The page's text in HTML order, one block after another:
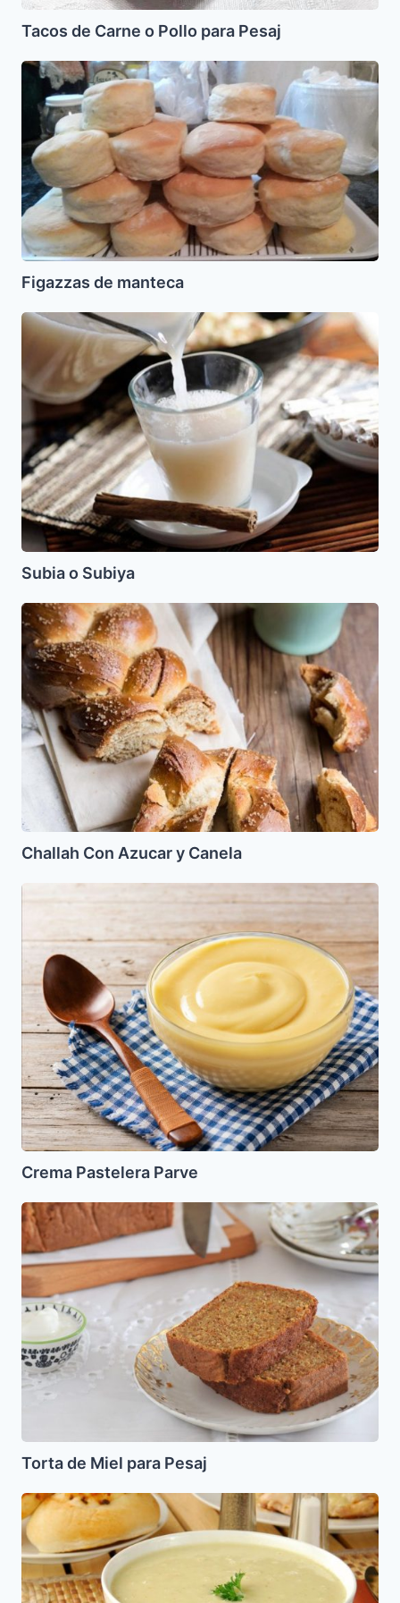
Tacos de Carne o Pollo para Pesaj
Figazzas
manteca
Figazzas de manteca
Subia
o
Subiya
Subia o Subiya
Challah
Con
Azucar
y
Canela
Challah Con Azucar y Canela
Parve
Crema Pastelera Parve
Torta
de
Miel
para
Pesaj
Torta de Miel para Pesaj
Sopa
de
Karpas
(Celery,
Apio)